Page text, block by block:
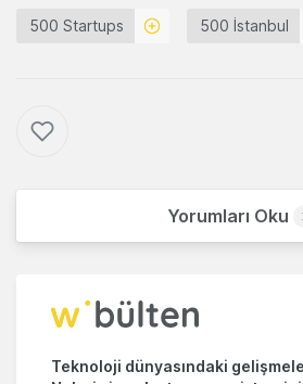
500 Startups 500 İstanbul
Yorumları Oku
Teknoloji dünyasındaki